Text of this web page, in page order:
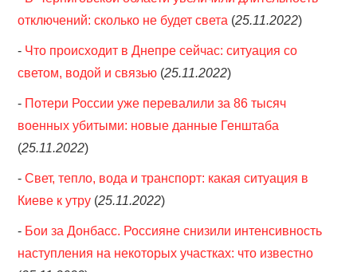
отключений: сколько не будет света (25.11.2022)
- Что происходит в Днепре сейчас: ситуация со
светом, водой и связью (25.11.2022)
- Потери России уже перевалили за 86 тысяч
военных убитыми: новые данные Генштаба
(25.11.2022)
-Свет, тепло, вода и транспорт: какая ситуация в
Киеве к утру (25.11.2022)
- Бои за Донбасс. Россияне снизили интенсивность
наступления на некоторых участках: что известно